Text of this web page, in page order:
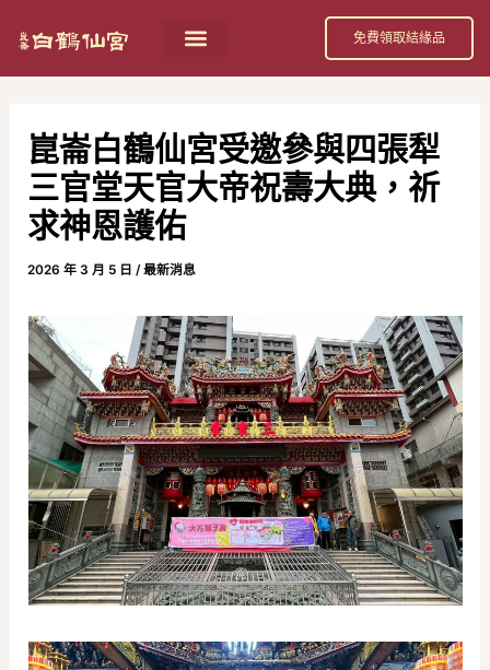
免費領取結緣品
崑崙白鶴仙宮受邀參與四張犁
三官堂天官大帝祝壽大典，祈
求神恩護佑
2026 年 3 月 5 日/最新消息
navigation